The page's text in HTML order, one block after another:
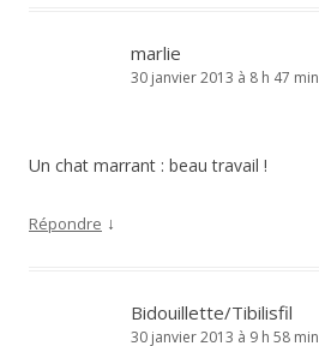
marlie
30 janvier 2013 à 8 h 47 min
Un chat marrant : beau travail !
Répondre ↓
Bidouillette/Tibilisfil
30 janvier 2013 à 9 h 58 min